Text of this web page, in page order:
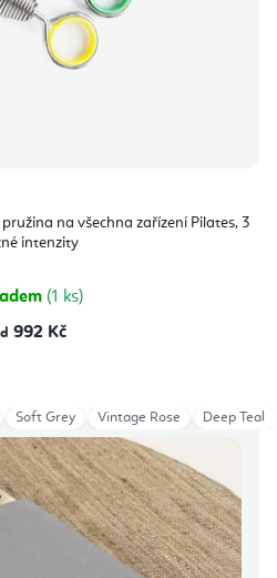
na všechna zařízení Pilates, 3
intenzity
(1 ks)
992 Kč
Soft Grey Vintage Rose Deep Teal